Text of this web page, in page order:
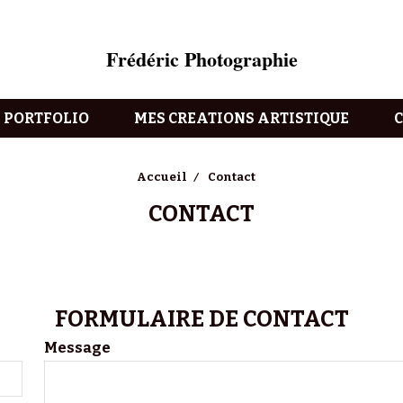
Frédéric Photographie
PORTFOLIO MES CREATIONS ARTISTIQUE
Accueil Contact
CONTACT
FORMULAIRE DE CONTACT
Message